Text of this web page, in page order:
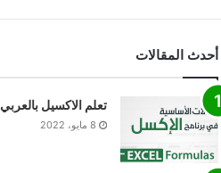
أحدث المقالات
تعلم الاكسيل بالعربي
8 مايو، 2022